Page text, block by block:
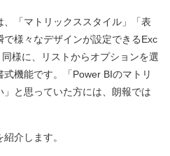
「マトリックススタイル」「表
様々なデザインが設定できるExc
様に、リストからオプションを選
機能です。「Power BIのマトリ
と思っていた方には、朗報では
介します。